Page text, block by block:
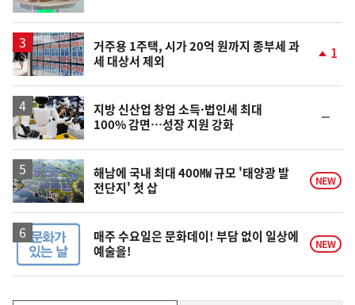
거주용 1주택, 시가 20억 원까지 종부세 과
세 대상서 제외
상
1
지방 신산업 창업 소득·법인세 최대
100% 감면…성장 지원 강화
일
해남에 국내 최대 400㎿ 규모 '태양광 발
전단지' 첫 삽
NEW
매주 수요일은 문화데이! 부담 없이 일상에
예술을!
NEW